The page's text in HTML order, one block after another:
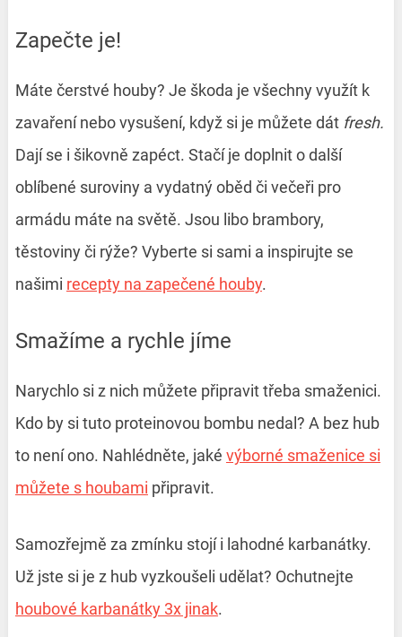
Zapečte je!
Máte čerstvé houby? Je škoda je všechny využít k
zavaření nebo vysušení, když si je můžete dát fresh.
Dají se i šikovně zapéct. Stačí je doplnit o další
oblíbené suroviny a vydatný oběd či večeři pro
armádu máte na světě. Jsou libo brambory,
těstoviny či rýže? Vyberte si sami a inspirujte se
našimi recepty na zapečené houby.
Smažíme a rychle jíme
Narychlo si z nich můžete připravit třeba smaženici.
Kdo by si tuto proteinovou bombu nedal? A bez hub
to není ono. Nahlédněte, jaké výborné smaženice si
můžete s houbami připravit.
Samozřejmě za zmínku stojí i lahodné karbanátky.
Už jste si je z hub vyzkoušeli udělat? Ochutnejte
houbové karbanátky 3x jinak.